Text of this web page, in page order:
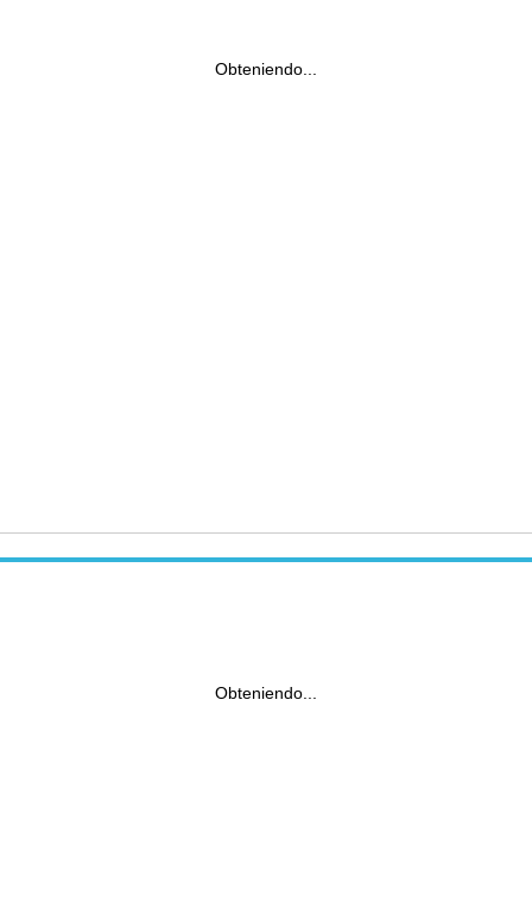
Obteniendo...
Obteniendo...